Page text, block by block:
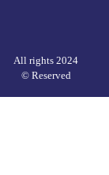
2024 All rights
Reserved ©